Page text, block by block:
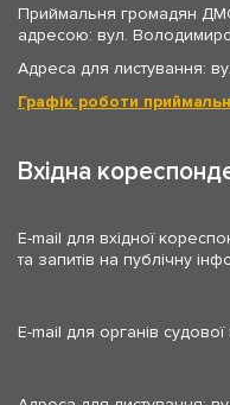
Приймальня громадян
адресою: вул.
Адреса для листування:
Графік роботи
Вхідна
E-mail для вхідної
та запитів на публічну
E-mail для органів